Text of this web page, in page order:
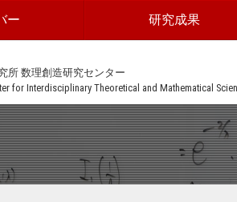
ー 研究成果
所 数理創造研究センター
for Interdisciplinary Theoretical and Mathematical